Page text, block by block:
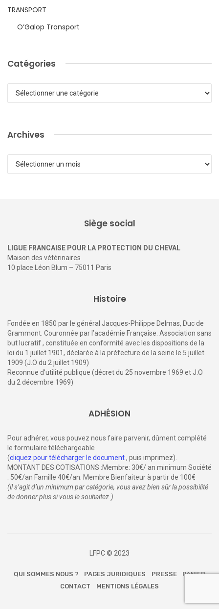
TRANSPORT
O’Galop Transport
Catégories
Archives
Siège social
LIGUE FRANCAISE POUR LA PROTECTION DU CHEVAL
Maison des vétérinaires
10 place Léon Blum – 75011 Paris
Histoire
Fondée en 1850 par le général Jacques-Philippe Delmas, Duc de
Grammont. Couronnée par l’académie Française. Association sans
but lucratif , constituée en conformité avec les dispositions de la
loi du 1 juillet 1901, déclarée à la préfecture de la seine le 5 juillet
1909 (J.O du 2 juillet 1909)
Reconnue d’utilité publique (décret du 25 novembre 1969 et J.O
du 2 décembre 1969)
ADHÉSION
Pour adhérer, vous pouvez nous faire parvenir, dûment complété
le formulaire téléchargeable
(cliquez pour télécharger le document, puis imprimez).
MONTANT DES COTISATIONS :Membre: 30€/ an minimum Société
: 50€/an Famille 40€/an. Membre Bienfaiteur à partir de 100€
(il s’agit d’un minimum par catégorie, vous avez bien sûr la possibilité
de donner plus si vous le souhaitez.)
LFPC © 2023
QUI SOMMES NOUS ? PAGES JURIDIQUES PRESSE
PANIER
CONTACT
MENTIONS LÉGALES